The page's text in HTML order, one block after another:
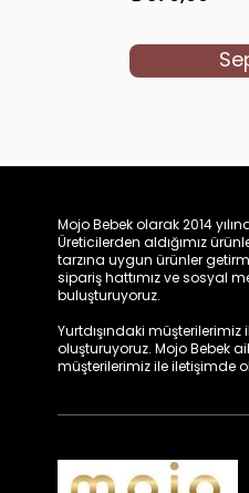
Mojo Bebek olarak 2014
Üreticilerden aldığımız
tarzına uygun ürünler
sipariş hattımız ve sosyal
buluşturuyoruz.
Yurtdışındaki
oluşturuyoruz. Mojo Bebek
müşterilerimiz ile iletişimde